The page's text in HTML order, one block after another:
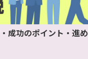
成功のポイント・進め